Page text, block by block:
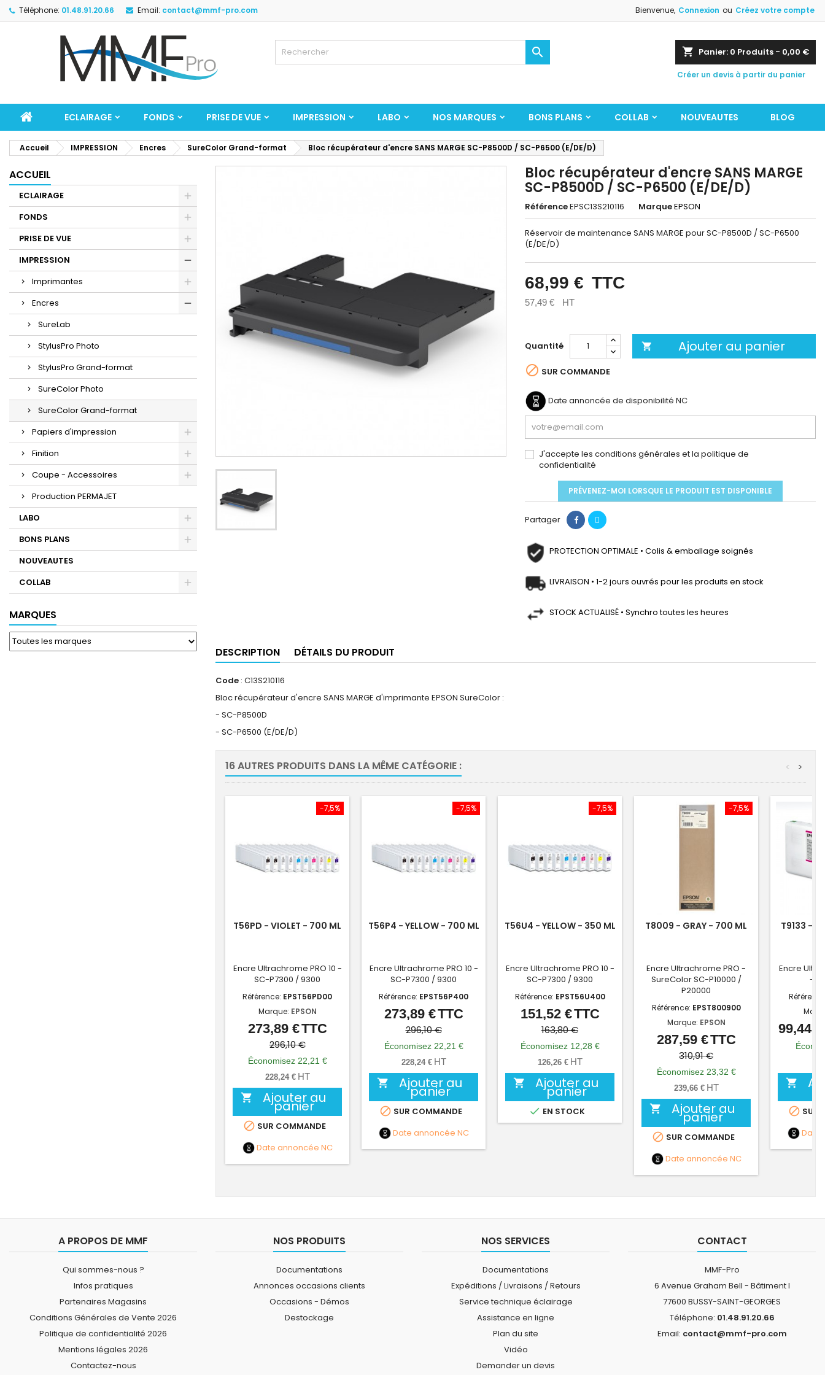
Téléphone: 01.48.91.20.66 Email: contact@mmf-pro.com Bienvenue, Connexion ou Créez votre compte
shopping_cart Panier: 0 Produits - 0,00 €
Créer un devis à partir du panier

ECLAIRAGE FONDS PRISE DE VUE IMPRESSION LABO NOS MARQUES BONS PLANS COLLAB NOUVEAUTES BLOG
Accueil IMPRESSION Encres SureColor Grand-format Bloc récupérateur d'encre SANS MARGE SC-P8500D / SC-P6500 (E/DE/D)
ACCUEIL
ECLAIRAGE
FONDS
PRISE DE VUE
IMPRESSION
Imprimantes
Encres
SureLab
StylusPro Photo
StylusPro Grand-format
SureColor Photo
SureColor Grand-format
Papiers d'impression
Finition
Coupe - Accessoires
Production PERMAJET
LABO
BONS PLANS
NOUVEAUTES
COLLAB
MARQUES
Bloc récupérateur d'encre SANS MARGE
SC-P8500D / SC-P6500 (E/DE/D)
RéférenceEPSC13S210116 MarqueEPSON
Réservoir de maintenance SANS MARGE pour SC-P8500D / SC-P6500
(E/DE/D)
68,99 € TTC
57,49 € HT
Quantité  Ajouter au panier
 SUR COMMANDE
Date annoncée de disponibilité NC
J'accepte les conditions générales et la politique de
confidentialité
PRÉVENEZ-MOI LORSQUE LE PRODUIT EST DISPONIBLE
Partager
PROTECTION OPTIMALE • Colis & emballage soignés
LIVRAISON • 1-2 jours ouvrés pour les produits en stock
STOCK ACTUALISÉ • Synchro toutes les heures
DESCRIPTION DÉTAILS DU PRODUIT
Code : C13S210116
Bloc récupérateur d'encre SANS MARGE d'imprimante EPSON SureColor :
- SC-P8500D
- SC-P6500 (E/DE/D)
16 AUTRES PRODUITS DANS LA MÊME CATÉGORIE : >
<
-7,5%
T56PD - VIOLET - 700 ML
Encre Ultrachrome PRO 10 -
SC-P7300 / 9300
Référence: EPST56PD00
Marque: EPSON
Prix
Prix
de
base
273,89 €TTC
296,10 €
Économisez 22,21 €
228,24 € HT
 Ajouter au
panier
 SUR COMMANDE
Date annoncée NC
-7,5%
T56P4 - YELLOW - 700 ML
Encre Ultrachrome PRO 10 -
SC-P7300 / 9300
Référence: EPST56P400
Prix
Prix
de
base
273,89 €TTC
296,10 €
Économisez 22,21 €
228,24 € HT
 Ajouter au
panier
 SUR COMMANDE
Date annoncée NC
-7,5%
T56U4 - YELLOW - 350 ML
Encre Ultrachrome PRO 10 -
SC-P7300 / 9300
Référence: EPST56U400
Prix
Prix
de
base
151,52 €TTC
163,80 €
Économisez 12,28 €
126,26 € HT
 Ajouter au
panier
 EN STOCK
-7,5%
T8009 - GRAY - 700 ML
Encre Ultrachrome PRO -
SureColor SC-P10000 /
P20000
Référence: EPST800900
Marque: EPSON
Prix
Prix
de
base
287,59 €TTC
310,91 €
Économisez 23,32 €
239,66 € HT
 Ajouter au
panier
 SUR COMMANDE
Date annoncée NC
T9133 -
Encre
-
99,44 €

 SUR
Date
A PROPOS DE MMF
Qui sommes-nous ?
Infos pratiques
Partenaires Magasins
Conditions Générales de Vente 2026
Politique de confidentialité 2026
Mentions légales 2026
Contactez-nous
NOS PRODUITS
Documentations
Annonces occasions clients
Occasions - Démos
Destockage
NOS SERVICES
Documentations
Expéditions / Livraisons / Retours
Service technique éclairage
Assistance en ligne
Plan du site
Vidéo
Demander un devis
CONTACT
MMF-Pro
6 Avenue Graham Bell - Bâtiment I
77600 BUSSY-SAINT-GEORGES
Téléphone: 01.48.91.20.66
Email: contact@mmf-pro.com